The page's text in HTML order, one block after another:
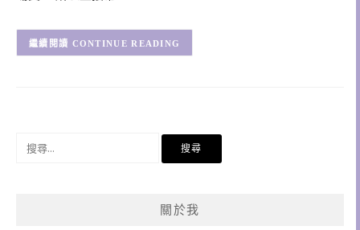
CONTINUE READING
關於我